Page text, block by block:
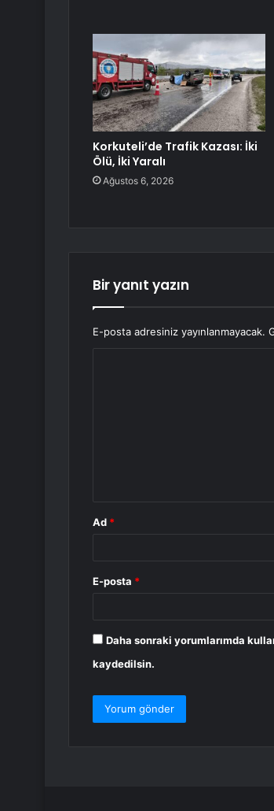
Korkuteli’de Trafik Kazası: İki
Ölü, İki Yaralı
Ağustos 6, 2026
Bir yanıt yazın
E-posta adresiniz yayınlanmayacak.
Ad *
E-posta *
Daha sonraki yorumlarımda
kaydedilsin.